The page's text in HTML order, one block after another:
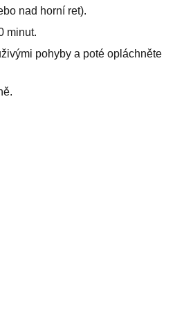
nad horní ret).
minut.
pohyby a poté opláchněte